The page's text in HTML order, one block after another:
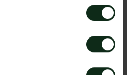
erstellen, PhantomBuster
(PhantomBuster oder